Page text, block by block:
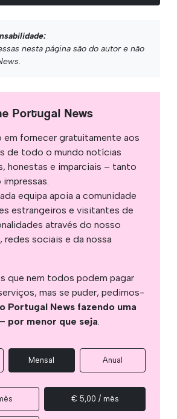
nesta página são do autor e não
Portugal News
em fornecer gratuitamente aos
de todo o mundo notícias
honestas e imparciais – tanto
equipa apoia a comunidade
estrangeiros e visitantes de
através do nosso
redes sociais e da nossa
que nem todos podem pagar
mas se puder, pedimos-
Portugal News fazendo uma
por menor que seja.
Mensal Anual
€ 5,00 / mês